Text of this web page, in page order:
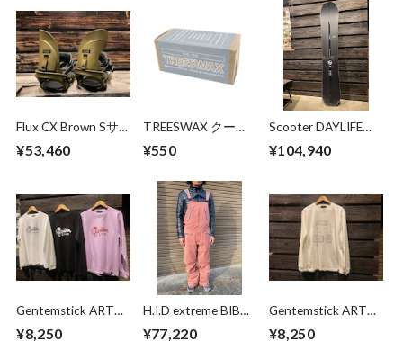
Flux CX Brown Sサ
¥53,460
TREESWAX クール
コート用 85g
¥550
Scooter DAYLIFE
送料無料
¥104,940
Gentemstick ART
K.T(Koji Toyoda)
¥8,250
H.I.D extreme BIB
サイズ
¥77,220
Gentemstick ART
White Lサイズ
¥8,250